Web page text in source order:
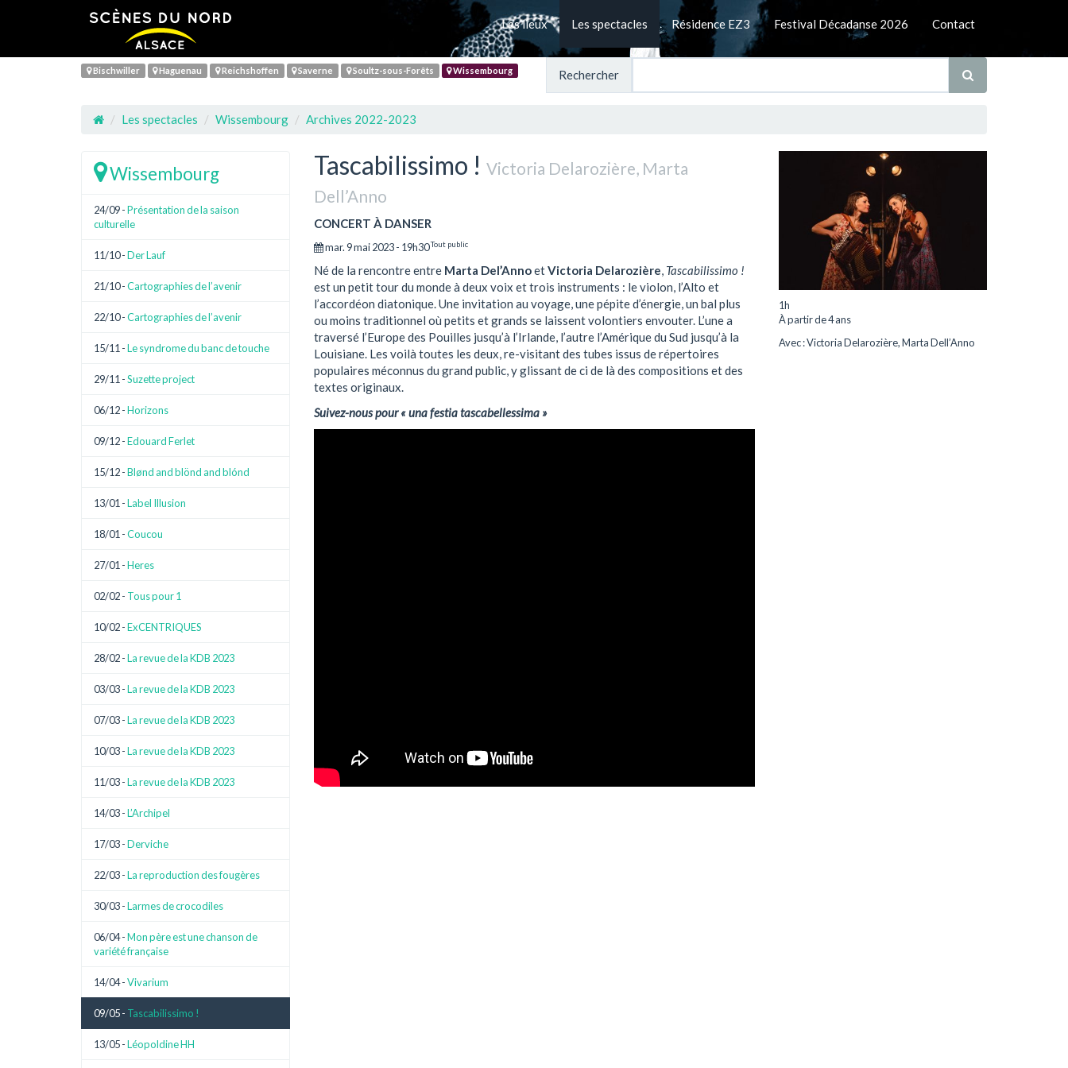
Les lieux Les spectacles Résidence EZ3 Festival Décadanse 2026 Contact
Bischwiller Haguenau Reichshoffen Saverne Soultz-sous-Forêts Wissembourg Rechercher
Les spectacles Wissembourg Archives 2022-2023
Tascabilissimo ! Victoria Delarozière, Marta
Dell’Anno
CONCERT À DANSER
mar. 9 mai 2023 - 19h30Tout public
Né de la rencontre entre Marta Del’AnnoetVictoria Delarozière, Tascabilissimo !
est un petit tour du monde à deux voix et trois instruments : le violon, l’Alto et
l’accordéon diatonique. Une invitation au voyage, une pépite d’énergie, un bal plus
ou moins traditionnel où petits et grands se laissent volontiers envouter. L’une a
traversé l’Europe des Pouilles jusqu’à l’Irlande, l’autre l’Amérique du Sud jusqu’à la
Louisiane. Les voilà toutes les deux, re-visitant des tubes issus de répertoires
populaires méconnus du grand public, y glissant de ci de là des compositions et des
textes originaux.
Suivez-nous pour « una festia tascabellessima »
1h
À partir de 4 ans
Avec : Victoria Delarozière, Marta Dell’Anno
Wissembourg
24/09 -Présentation de la saison
culturelle
11/10 -Der Lauf
21/10 -Cartographies de l’avenir
22/10 -Cartographies de l’avenir
15/11 -Le syndrome du banc de touche
29/11 -Suzette project
06/12 -Horizons
09/12 -Edouard Ferlet
15/12 -Blønd and blönd and blónd
13/01 -Label Illusion
18/01 -Coucou
27/01 -Heres
02/02 - Tous pour 1
10/02 -ExCENTRIQUES
28/02 -La revue de la KDB 2023
03/03 -La revue de la KDB 2023
07/03 -La revue de la KDB 2023
10/03 -La revue de la KDB 2023
11/03 -La revue de la KDB 2023
14/03 -L’Archipel
17/03 -Derviche
22/03 -La reproduction des fougères
30/03 -Larmes de crocodiles
06/04 -Mon père est une chanson de
variété française
14/04 -Vivarium
09/05 - Tascabilissimo !
13/05 -Léopoldine HH